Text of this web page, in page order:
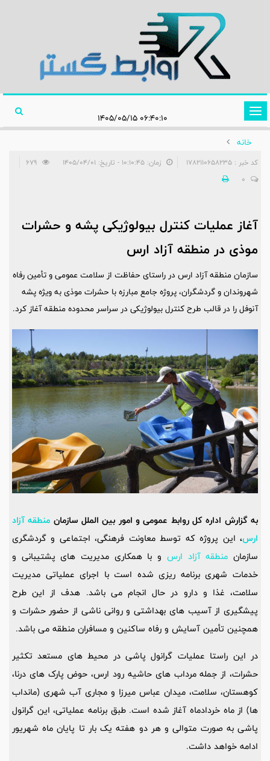
تغییر
وضعیت
ناوبری
خانه
کد خبر : 1782110658235 زمان: ۱۰:۱۰:۴۵ - تاریخ: ۱۴۰۵/۰۴/۰۱
0
آغاز عملیات کنترل بیولوژیکی پشه و حشرات
موذی در منطقه آزاد ارس
سازمان منطقه آزاد ارس در راستای حفاظت از سلامت عمومی و تأمین رفاه
شهروندان و گردشگران، پروژه جامع مبارزه با حشرات موذی به ‌ویژه پشه
آنوفل را در قالب طرح کنترل بیولوژیکی در سراسر محدوده منطقه آغاز کرد.
به گزارش اداره کل روابط عمومی و امور بین الملل سازمان منطقه آزاد
ارس، این پروژه که توسط معاونت فرهنگی، اجتماعی و گردشگری
سازمان منطقه آزاد ارس و با همکاری مدیریت‌ های پشتیبانی و
خدمات شهری برنامه‌ ریزی شده است با اجرای عملیاتی مدیریت
سلامت، غذا و دارو در حال انجام می ‌باشد. هدف از این طرح
پیشگیری از آسیب ‌های بهداشتی و روانی ناشی از حضور حشرات و
همچنین تأمین آسایش و رفاه ساکنین و مسافران منطقه می باشد.
در این راستا عملیات گرانول ‌پاشی در محیط‌ های مستعد تکثیر
حشرات، از جمله مرداب‌ های حاشیه رود ارس، حوض پارک‌ های درنا،
کوهستان، سلامت، میدان عباس میرزا و مجاری آب شهری (مانداب
‌ها) از ماه خردادماه آغاز شده است. طبق برنامه عملیاتی، این گرانول
‌پاشی به صورت متوالی و هر دو هفته یک ‌بار تا پایان ماه شهریور
ادامه خواهد داشت.